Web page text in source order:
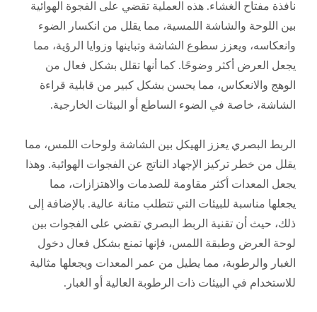
نافذة مفتاح الغشاء. هذه العملية تقضي على الفجوة الهوائية
بين اللوحة والشاشة اللمسية، مما يقلل من انكسار الضوء
وانعكاسه، ويعزز سطوع الشاشة وتباينها وزوايا الرؤية، مما
يجعل العرض أكثر وضوحًا. كما أنها تقلل بشكل فعال من
الوهج والانعكاس، مما يحسن بشكل كبير من قابلية قراءة
الشاشة، خاصة في الضوء الساطع أو البيئات الخارجية.
الربط البصري يعزز الهيكل بين الشاشة ولوحات اللمس، مما
يقلل من خطر تركيز الإجهاد الناتج عن الفجوات الهوائية. وهذا
يجعل المعدات أكثر مقاومة للصدمات والاهتزازات، مما
يجعلها مناسبة للبيئات التي تتطلب متانة عالية. بالإضافة إلى
ذلك، حيث أن تقنية الربط البصري تقضي على الفجوات بين
لوحة العرض وطبقة اللمس، فإنها تمنع بشكل فعال دخول
الغبار والرطوبة، مما يطيل من عمر المعدات ويجعلها مثالية
للاستخدام في البيئات ذات الرطوبة العالية أو الغبار.